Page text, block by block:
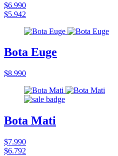
$6.990
$5.942
Bota Euge
$8.990
Bota Mati
$7.990
$6.792